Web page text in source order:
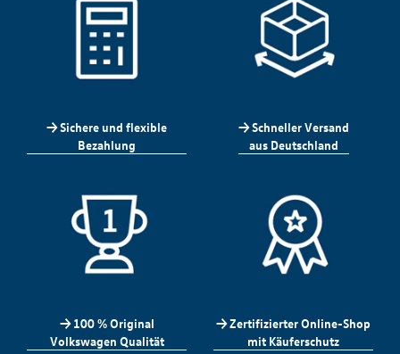
-> Sichere und flexible
Bezahlung
-> Schneller Versand
aus Deutschland
-> 100 % Original
Volkswagen Qualität
-> Zertifizierter Online-Shop
mit Käuferschutz